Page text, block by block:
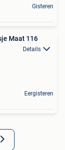
Gisteren
Maat 116
Details
Eergisteren